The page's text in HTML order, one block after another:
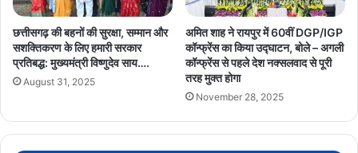
छत्तीसगढ़ की बहनों की सुरक्षा, सम्मान और
सशक्तिकरण के लिए हमारी सरकार
प्रतिबद्ध: मुख्यमंत्री विष्णुदेव साय….
August 31, 2025
अमित शाह ने रायपुर में 60वीं DGP/IGP
कॉन्फ्रेंस का किया उद्घाटन, बोले – अगली
कॉन्फ्रेंस से पहले देश नक्सलवाद से पूरी
तरह मुक्त होगा
November 28, 2025